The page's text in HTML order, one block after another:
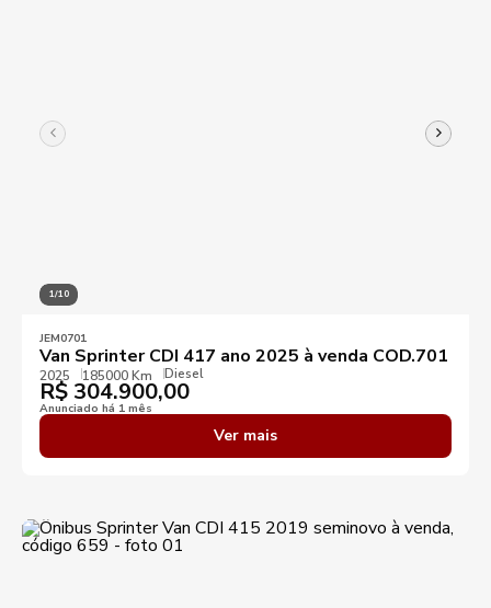
1/10
JEM0701
Van Sprinter CDI 417 ano 2025 à venda COD.701
2025 185000 Km Diesel
R$ 304.900,00
Anunciado há 1 mês
Ver mais